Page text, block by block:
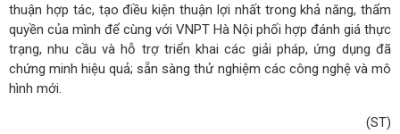
thuận hợp tác, tạo điều kiện thuận lợi nhất trong khả năng, thẩm
quyền của mình để cùng với VNPT Hà Nội phối hợp đánh giá thực
trạng, nhu cầu và hỗ trợ triển khai các giải pháp, ứng dụng đã
chứng minh hiệu quả; sẵn sàng thử nghiệm các công nghệ và mô
hình mới.
(ST)